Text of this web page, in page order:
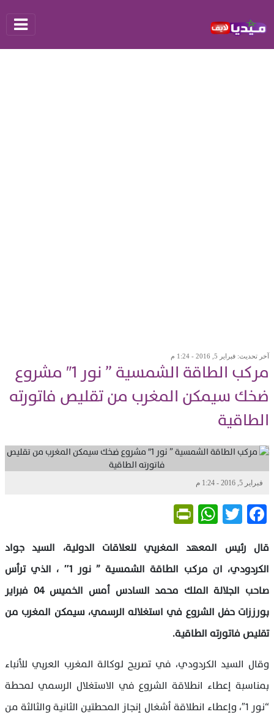
آخر تحديث: فبراير 5, 2016 - 1:24 م
مركب الطاقة الشمسية ” نور 1″ مشروع
ضخك سيمكن المغرب من تقليص فاتورته
الطاقية
فبراير 5, 2016 - 1:24 م
Facebook
Twitter
WhatsApp
قال رئيس المعهد المغربي للعلاقات الدولية، السيد جواد
الكردودي، ان مركب الطاقة الشمسية ” نور 1″ ، الذي ترأس
صاحب الجلالة الملك محمد السادس أمس الخميس 04 فبراير
بورززات حفل الشروع في استغلاله الرسمي، سيمكن المغرب من
تقليص فاتورته الطاقية.
وقال السيد الكردودي، في تصريح لوكالة المغرب العربي للأنباء
بمناسبة إعطاء انطلاقة الشروع في الاستغلال الرسمي لمحطة
“نور 1″، وإعطاء انطلاقة أشغال إنجاز المحطتين الثانية والثالثة من